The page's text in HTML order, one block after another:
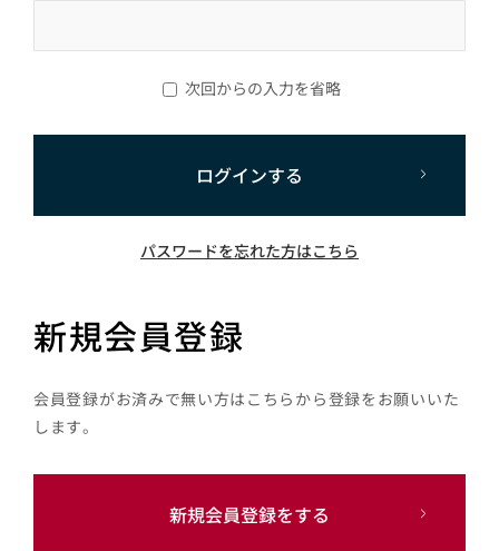
次回からの入力を省略
ログインする
パスワードを忘れた方はこちら
新規会員登録
会員登録がお済みで無い方はこちらから登録をお願いいた
します。
新規会員登録をする